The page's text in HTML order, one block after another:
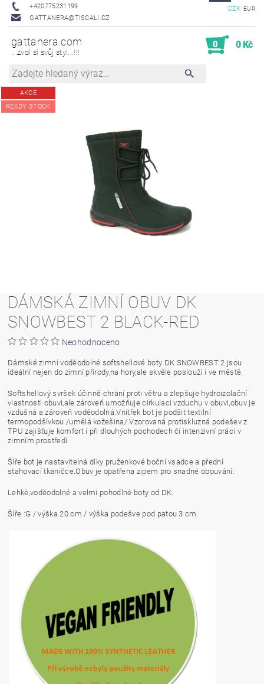
+420775231199
GATTANERA@TISCALI.CZ
CZK EUR
gattanera.com
...zvol si svůj styl...!!!
0 0 Kč
AKCE
READY STOCK
DÁMSKÁ ZIMNÍ OBUV DK
SNOWBEST 2 BLACK-RED
Neohodnoceno
Dámské zimní voděodolné softshellové boty DK SNOWBEST 2 jsou
ideální nejen do zimní přírody,na hory,ale skvěle poslouží i ve městě.
Softshellový svršek účinně chrání proti větru a zlepšuje hydroizolační
vlastnosti obuvi,ale zároveň umožňuje cirkulaci vzduchu v obuvi,obuv je
vzdušná a zároveň voděodolná.Vnitřek bot je podšit textilní
termopodšívkou /umělá kožešina/.Vzorovaná protiskluzná podešev z
TPU zajišťuje komfort i při dlouhých pochodech či intenzivní práci v
zimním prostředí.
Šíře bot je nastavitelná díky pruženkové boční vsadce a přední
stahovací tkaničce.Obuv je opatřena zipem pro snadné obouvání.
Lehké,voděodolné a velmi pohodlné boty od DK.
Šíře :G / výška 20 cm / výška podešve pod patou 3 cm.